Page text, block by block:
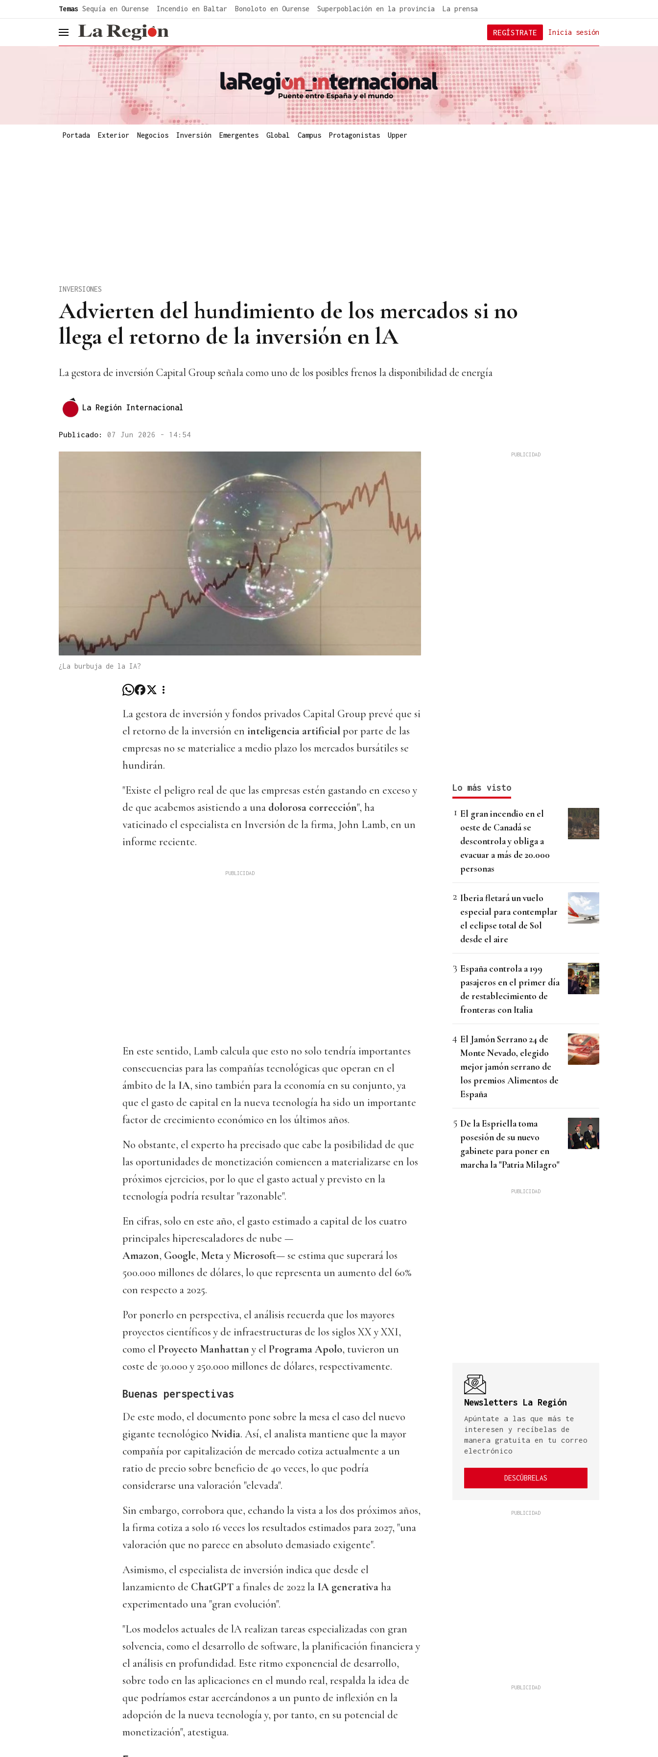
Temas Sequía en Ourense Incendio en Baltar Bonoloto en Ourense Superpoblación en la provincia La prensa
header.menu.open Inicia sesión
REGÍSTRATE
Portada Exterior Negocios Inversión Emergentes Global Campus Protagonistas Upper
Advierten del hundimiento de los mercados si no
llega el retorno de la inversión en lA
INVERSIONES
La gestora de inversión Capital Group señala como uno de los posibles frenos la disponibilidad de energía
La Región Internacional
Publicado: 07 Jun 2026 - 14:54
¿La burbuja de la IA?
La gestora de inversión y fondos privados Capital Group prevé que si
el retorno de la inversión en inteligencia artificialpor parte de las
empresas no se materialice a medio plazo los mercados bursátiles se
hundirán.
"Existe el peligro real de que las empresas estén gastando en exceso y
de que acabemos asistiendo a una dolorosa corrección", ha
vaticinado el especialista en Inversión de la firma, John Lamb, en un
informe reciente.
En este sentido, Lamb calcula que esto no solo tendría importantes
consecuencias para las compañías tecnológicas que operan en el
ámbito de la IA, sino también para la economía en su conjunto, ya
que el gasto de capital en la nueva tecnología ha sido un importante
factor de crecimiento económico en los últimos años.
No obstante, el experto ha precisado que cabe la posibilidad de que
las oportunidades de monetización comiencen a materializarse en los
próximos ejercicios, por lo que el gasto actual y previsto en la
tecnología podría resultar "razonable".
En cifras, solo en este año, el gasto estimado a capital de los cuatro
principales hiperescaladores de nube —
Amazon, Google, Metay Microsoft— se estima que superará los
500.000 millones de dólares, lo que representa un aumento del 60%
con respecto a 2025.
Por ponerlo en perspectiva, el análisis recuerda que los mayores
proyectos científicos y de infraestructuras de los siglos XX y XXI,
como el Proyecto Manhattan y el Programa Apolo, tuvieron un
coste de 30.000 y 250.000 millones de dólares, respectivamente.
Buenas perspectivas
De este modo, el documento pone sobre la mesa el caso del nuevo
gigante tecnológico Nvidia. Así, el analista mantiene que la mayor
compañía por capitalización de mercado cotiza actualmente a un
ratio de precio sobre beneficio de 40 veces, lo que podría
considerarse una valoración "elevada".
Sin embargo, corrobora que, echando la vista a los dos próximos años,
la firma cotiza a solo 16 veces los resultados estimados para 2027, "una
valoración que no parece en absoluto demasiado exigente".
Asimismo, el especialista de inversión indica que desde el
lanzamiento de ChatGPT a finales de 2022 la IA generativaha
experimentado una "gran evolución".
"Los modelos actuales de lA realizan tareas especializadas con gran
solvencia, como el desarrollo de software, la planificación financiera y
el análisis en profundidad. Este ritmo exponencial de desarrollo,
sobre todo en las aplicaciones en el mundo real, respalda la idea de
que podríamos estar acercándonos a un punto de inflexión en la
adopción de la nueva tecnología y, por tanto, en su potencial de
monetización", atestigua.
Lo más visto
El gran incendio en el
oeste de Canadá se
descontrola y obliga a
evacuar a más de 20.000
personas
Iberia fletará un vuelo
especial para contemplar
el eclipse total de Sol
desde el aire
España controla a 199
pasajeros en el primer día
de restablecimiento de
fronteras con Italia
El Jamón Serrano 24 de
Monte Nevado, elegido
mejor jamón serrano de
los premios Alimentos de
España
De la Espriella toma
posesión de su nuevo
gabinete para poner en
marcha la "Patria Milagro"
Newsletters La Región
Apúntate a las que más te
interesen y recíbelas de
manera gratuita en tu correo
electrónico
DESCÚBRELAS